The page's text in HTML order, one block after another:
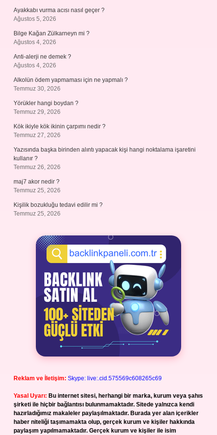
Ayakkabı vurma acısı nasıl geçer ?
Ağustos 5, 2026
Bilge Kağan Zülkarneyn mi ?
Ağustos 4, 2026
Anti-alerji ne demek ?
Ağustos 4, 2026
Alkolün ödem yapmaması için ne yapmalı ?
Temmuz 30, 2026
Yörükler hangi boydan ?
Temmuz 29, 2026
Kök ikiyle kök ikinin çarpımı nedir ?
Temmuz 27, 2026
Yazısında başka birinden alıntı yapacak kişi hangi noktalama işaretini
kullanır ?
Temmuz 26, 2026
maj7 akor nedir ?
Temmuz 25, 2026
Kişilik bozukluğu tedavi edilir mi ?
Temmuz 25, 2026
Reklam ve İletişim: Skype: live:.cid.575569c608265c69
Yasal Uyarı: Bu internet sitesi, herhangi bir marka, kurum veya şahıs
şirketi ile hiçbir bağlantısı bulunmamaktadır. Sitede yalnızca kendi
hazırladığımız makaleler paylaşılmaktadır. Burada yer alan içerikler
haber niteliği taşımamakta olup, gerçek kurum ve kişiler hakkında
paylaşım yapılmamaktadır. Gerçek kurum ve kişiler ile isim